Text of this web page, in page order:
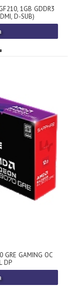
1GB GDDR3
D-SUB)
GRE GAMING OC
DP